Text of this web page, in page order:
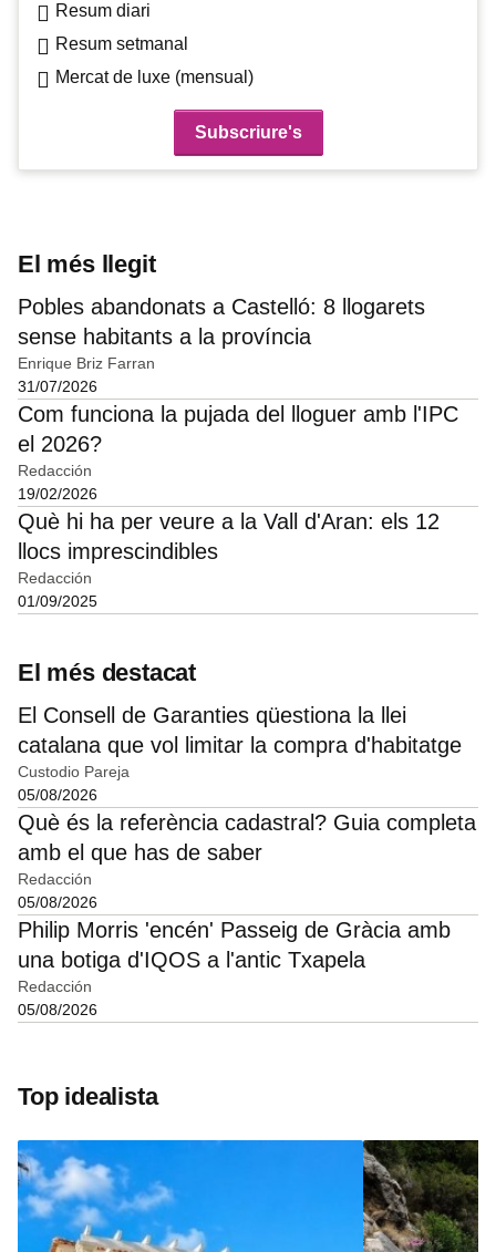
Resum diari
Resum setmanal
Mercat de luxe (mensual)
El més llegit
Pobles abandonats a Castelló: 8 llogarets
sense habitants a la província
Enrique Briz Farran
31/07/2026
Com funciona la pujada del lloguer amb l'IPC
el 2026?
Redacción
19/02/2026
Què hi ha per veure a la Vall d'Aran: els 12
llocs imprescindibles
Redacción
01/09/2025
El més destacat
El Consell de Garanties qüestiona la llei
catalana que vol limitar la compra d'habitatge
Custodio Pareja
05/08/2026
Què és la referència cadastral? Guia completa
amb el que has de saber
Redacción
05/08/2026
Philip Morris 'encén' Passeig de Gràcia amb
una botiga d'IQOS a l'antic Txapela
Redacción
05/08/2026
Top idealista